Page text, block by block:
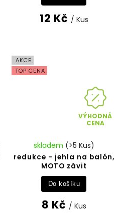
12 Kč / Kus
AKCE
TOP CENA
VÝHODNÁ
CENA
redukce - jehla na balón,
MOTO závit
skladem (>5 Kus)
8 Kč / Kus
Do košíku